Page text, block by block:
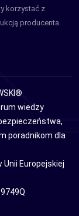
korzystać z
producenta.
wiedzy
poradnikom dla
Europejskiej